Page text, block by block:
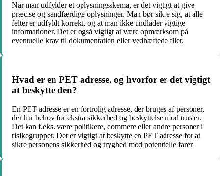
Når man udfylder et oplysningsskema, er det vigtigt at give
præcise og sandfærdige oplysninger. Man bør sikre sig, at alle
felter er udfyldt korrekt, og at man ikke undlader vigtige
informationer. Det er også vigtigt at være opmærksom på
eventuelle krav til dokumentation eller vedhæftede filer.
Hvad er en PET adresse, og hvorfor er det vigtigt
at beskytte den?
En PET adresse er en fortrolig adresse, der bruges af personer,
der har behov for ekstra sikkerhed og beskyttelse mod trusler.
Det kan f.eks. være politikere, dommere eller andre personer i
risikogrupper. Det er vigtigt at beskytte en PET adresse for at
sikre personens sikkerhed og tryghed mod potentielle farer.